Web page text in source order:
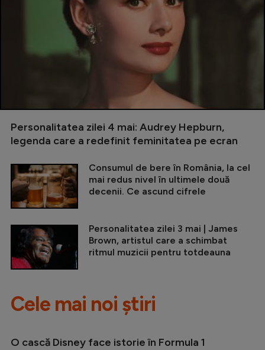
Personalitatea zilei 4 mai: Audrey Hepburn,
legenda care a redefinit feminitatea pe ecran
Consumul de bere în România, la cel
mai redus nivel în ultimele două
decenii. Ce ascund cifrele
Personalitatea zilei 3 mai | James
Brown, artistul care a schimbat
ritmul muzicii pentru totdeauna
Cele mai noi știri
O cască Disney face istorie în Formula 1